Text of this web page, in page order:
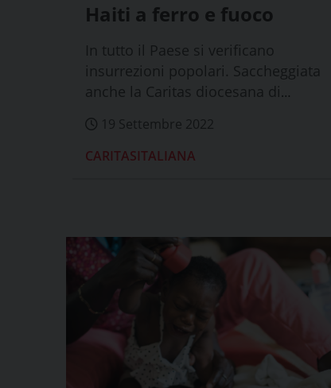
Haiti a ferro e fuoco
In tutto il Paese si verificano
insurrezioni popolari. Saccheggiata
anche la Caritas diocesana di
19 Settembre 2022
CARITASITALIANA